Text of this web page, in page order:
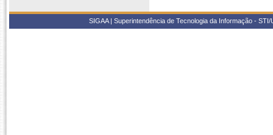
SIGAA | Superintendência de Tecnologia da Informação -